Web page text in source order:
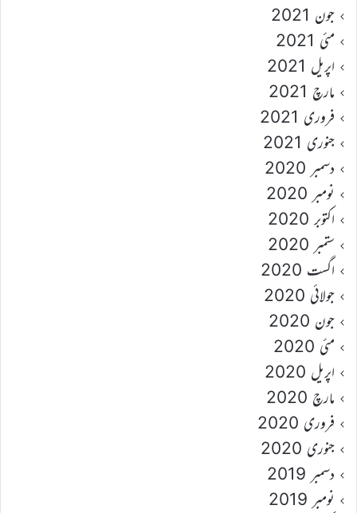
جون 2021
مئی 2021
اپریل 2021
مارچ 2021
فروری 2021
جنوری 2021
دسمبر 2020
نومبر 2020
اکتوبر 2020
ستمبر 2020
اگست 2020
جولائی 2020
جون 2020
مئی 2020
اپریل 2020
مارچ 2020
فروری 2020
جنوری 2020
دسمبر 2019
نومبر 2019